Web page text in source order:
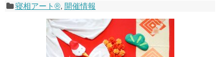
寝相アート®, 開催情報